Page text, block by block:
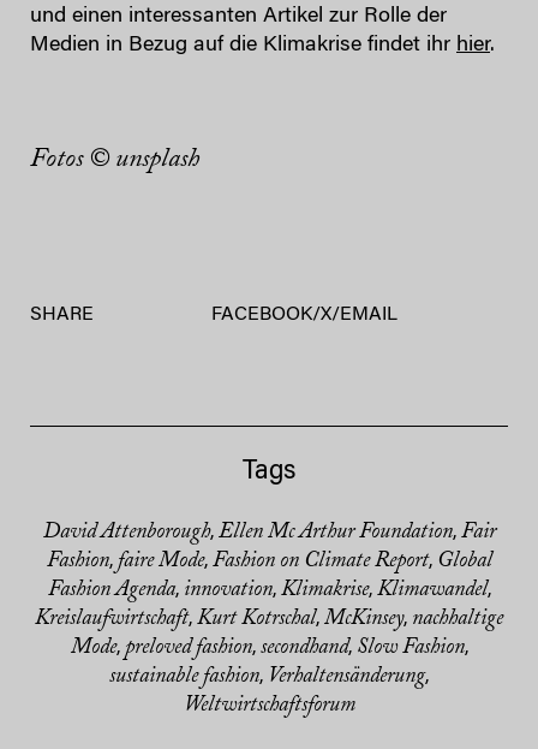
und einen interessanten Artikel zur Rolle der
Medien in Bezug auf die Klimakrise findet ihr hier.
Fotos © unsplash
SHARE FACEBOOK/X/EMAIL
Tags
David Attenborough, Ellen Mc Arthur Foundation, Fair
Fashion, faire Mode, Fashion on Climate Report, Global
Fashion Agenda, innovation, Klimakrise, Klimawandel,
Kreislaufwirtschaft, Kurt Kotrschal, McKinsey, nachhaltige
Mode, preloved fashion, secondhand, Slow Fashion,
sustainable fashion, Verhaltensänderung,
Weltwirtschaftsforum